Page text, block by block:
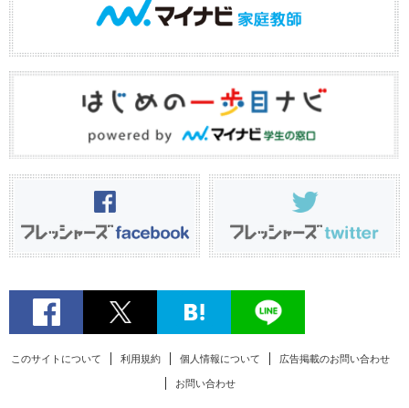
このサイトについて 利用規約 個人情報について 広告掲載のお問い合わせ
お問い合わせ